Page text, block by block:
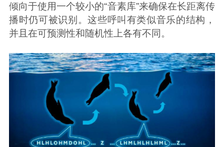
倾向于使用一个较小的“音素库”来确保在长距离传
播时仍可被识别。这些呼叫有类似音乐的结构，
并且在可预测性和随机性上各有不同。